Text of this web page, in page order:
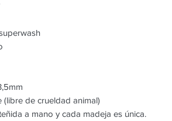
(libre de crueldad animal)
a mano y cada madeja es única.